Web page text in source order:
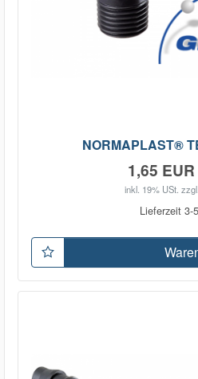
NORMAPLAST®
1,65 EUR
inkl. 19% USt. zzgl.
Lieferzeit 3-